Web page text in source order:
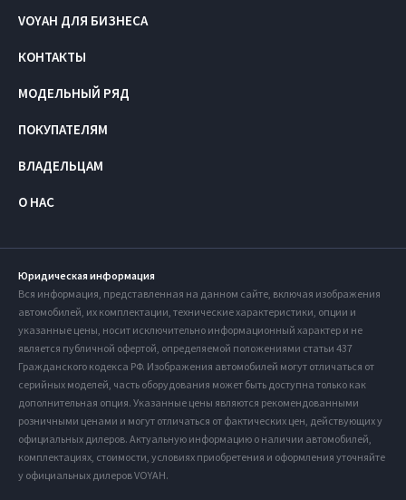
VOYAH ДЛЯ БИЗНЕСА
КОНТАКТЫ
МОДЕЛЬНЫЙ РЯД
ПОКУПАТЕЛЯМ
ВЛАДЕЛЬЦАМ
О НАС
Юридическая информация
Вся информация, представленная на данном сайте, включая изображения
автомобилей, их комплектации, технические характеристики, опции и
указанные цены, носит исключительно информационный характер и не
является публичной офертой, определяемой положениями статьи 437
Гражданского кодекса РФ. Изображения автомобилей могут отличаться от
серийных моделей, часть оборудования может быть доступна только как
дополнительная опция. Указанные цены являются рекомендованными
розничными ценами и могут отличаться от фактических цен, действующих у
официальных дилеров. Актуальную информацию о наличии автомобилей,
комплектациях, стоимости, условиях приобретения и оформления уточняйте
у официальных дилеров VOYAH.